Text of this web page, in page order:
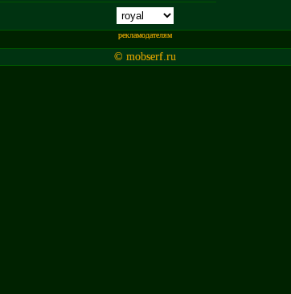
рекламодателям
© mobserf.ru